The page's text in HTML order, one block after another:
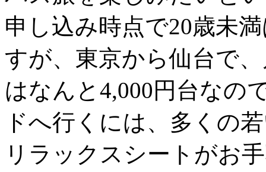
申し込み時点で20歳未
すが、東京から仙台で
はなんと4,000円台なの
ドへ行くには、多くの
リラックスシートがお